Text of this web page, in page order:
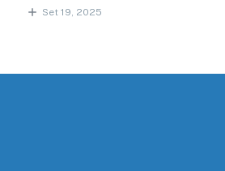
Set 19, 2025